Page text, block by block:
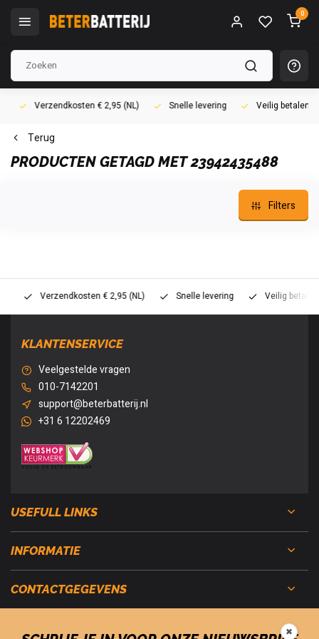
0
Verzendkosten € 2,95 (NL) Snelle levering Veilig betalen
Terug
PRODUCTEN GETAGD MET 23942435488
Filters
Verzendkosten € 2,95 (NL) Snelle levering Veilig betalen
KLANTENSERVICE
Veelgestelde vragen
010-7142201
support@beterbatterij.nl
+31 6 12202469
USEFULL LINKS
INFORMATIE
CONTACTGEGEVENS
✖